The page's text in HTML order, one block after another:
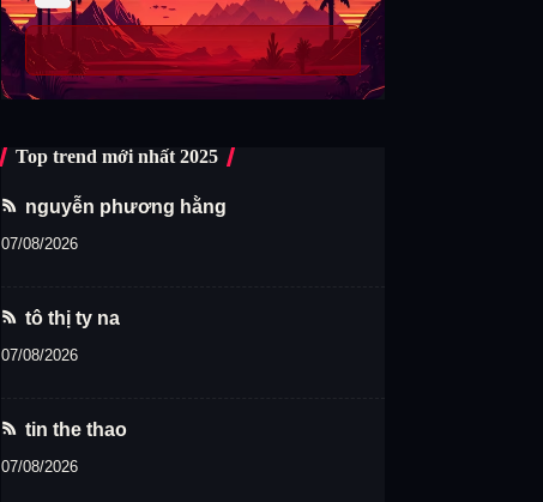
Top trend mới nhất 2025
nguyễn phương hằng
07/08/2026
tô thị ty na
07/08/2026
tin the thao
07/08/2026